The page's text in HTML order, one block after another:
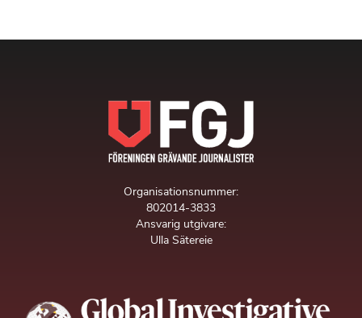
Organisationsnummer:
802014-3833
Ansvarig utgivare:
Ulla Sätereie